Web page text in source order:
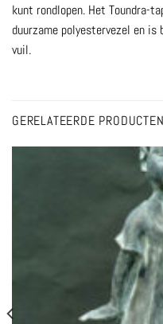
kunt rondlopen. Het Toundra-
duurzame polyestervezel en is
vuil.
GERELATEERDE PRODUCTEN